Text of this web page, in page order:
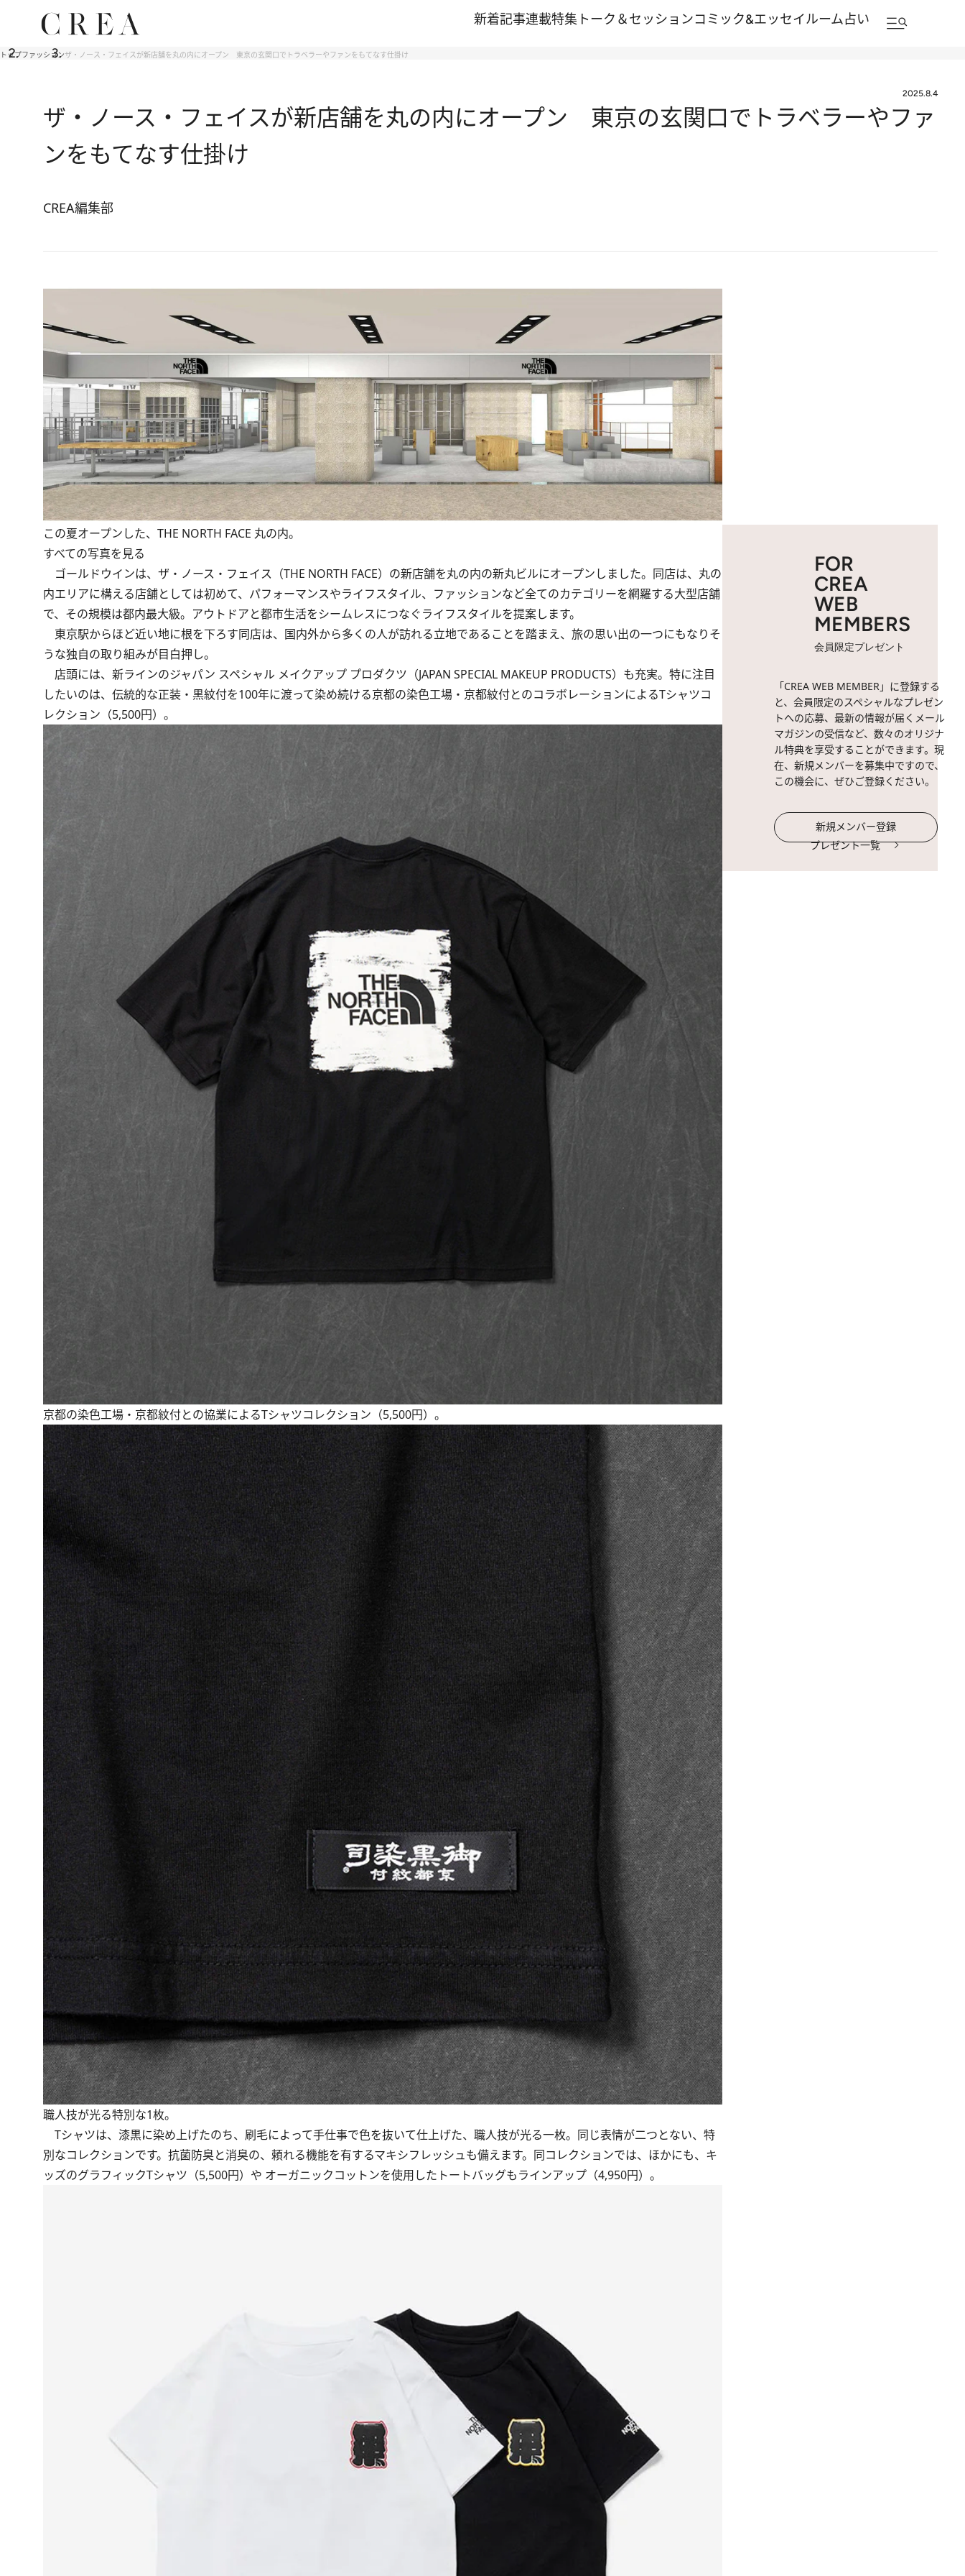
新着記事連載特集 トーク＆セッションコミック&エッセイルーム占い
トップファッションザ・ノース・フェイスが新店舗を丸の内にオープン 東京の玄関口でトラベラーやファンをもてなす仕掛け
2025.8.4
ザ・ノース・フェイスが新店舗を丸の内にオープン 東京の玄関口でトラベラーやファ
ンをもてなす仕掛け
CREA編集部
この夏オープンした、THE NORTH FACE 丸の内。
すべての写真を見る
ゴールドウインは、ザ・ノース・フェイス（THE NORTH FACE）の新店舗を丸の内の新丸ビルにオープンしました。同店は、丸の
内エリアに構える店舗としては初めて、パフォーマンスやライフスタイル、ファッションなど全てのカテゴリーを網羅する大型店舗
で、その規模は都内最大級。アウトドアと都市生活をシームレスにつなぐライフスタイルを提案します。
東京駅からほど近い地に根を下ろす同店は、国内外から多くの人が訪れる立地であることを踏まえ、旅の思い出の一つにもなりそ
うな独自の取り組みが目白押し。
店頭には、新ラインのジャパン スペシャル メイクアップ プロダクツ（JAPAN SPECIAL MAKEUP PRODUCTS）も充実。特に注目
したいのは、伝統的な正装・黒紋付を100年に渡って染め続ける京都の染色工場・京都紋付とのコラボレーションによるTシャツコ
レクション（5,500円）。
京都の染色工場・京都紋付との協業によるTシャツコレクション（5,500円）。
職人技が光る特別な1枚。
Tシャツは、漆黒に染め上げたのち、刷毛によって手仕事で色を抜いて仕上げた、職人技が光る一枚。同じ表情が二つとない、特
別なコレクションです。抗菌防臭と消臭の、頼れる機能を有するマキシフレッシュも備えます。同コレクションでは、ほかにも、キ
ッズのグラフィックTシャツ（5,500円）や オーガニックコットンを使用したトートバッグもラインアップ（4,950円）。
FOR
CREA
WEB
MEMBERS
会員限定プレゼント
「CREA WEB MEMBER」に登録する
と、会員限定のスペシャルなプレゼン
トへの応募、最新の情報が届くメール
マガジンの受信など、数々のオリジナ
ル特典を享受することができます。現
在、新規メンバーを募集中ですので、
この機会に、ぜひご登録ください。
新規メンバー登録
プレゼント一覧